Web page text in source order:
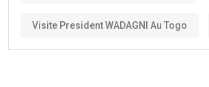
Visite President WADAGNI Au Togo